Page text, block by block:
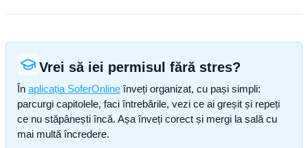
Vrei să iei permisul fără stres?
În aplicația SoferOnline înveți organizat, cu pași simpli:
parcurgi capitolele, faci întrebările, vezi ce ai greșit și repeți
ce nu stăpânești încă. Așa înveți corect și mergi la sală cu
mai multă încredere.